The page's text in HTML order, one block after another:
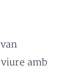
amb